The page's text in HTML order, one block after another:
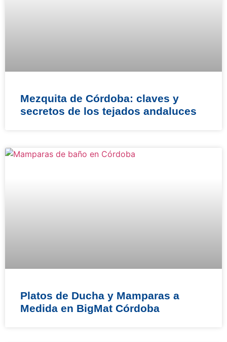
Mezquita de Córdoba: claves y
secretos de los tejados andaluces
Platos de Ducha y Mamparas a
Medida en BigMat Córdoba